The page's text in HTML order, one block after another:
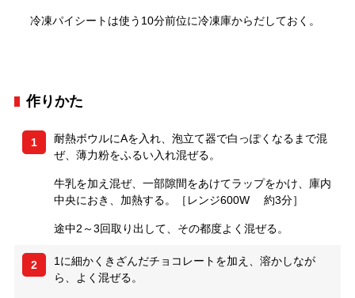
冷凍パイシートは使う10分前位に冷凍庫からだしておく。
作りかた
1
耐熱ボウルにAを入れ、泡立て器で白っぽくなるまで混
ぜ、薄力粉をふるい入れ混ぜる。
牛乳を加え混ぜ、一部隙間をあけてラップをかけ、庫内
中央におき、加熱する。［レンジ600W 約3分］
途中2～3回取り出して、その都度よく混ぜる。
2
1に細かくきざんだチョコレートを加え、溶かしなが
ら、よく混ぜる。